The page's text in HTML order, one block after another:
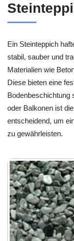
Ein Steinteppich
stabil, sauber und
Materialien wie
Diese bieten eine
Bodenbeschichtung
oder Balkonen ist
entscheidend, um
zu gewährleisten.